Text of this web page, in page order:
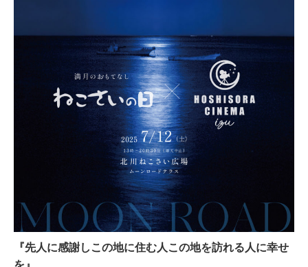
『先人に感謝しこの地に住む人この地を訪れる人に幸せ